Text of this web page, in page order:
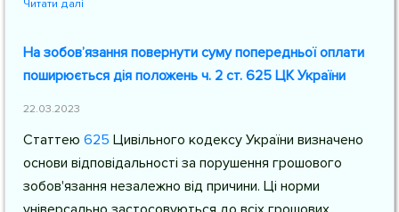
Читати далі
На зобов’язання повернути суму попередньої оплати
поширюється дія положень ч. 2 ст. 625 ЦК України
22.03.2023
Статтею 625 Цивільного кодексу України визначено
основи відповідальності за порушення грошового
зобов'язання незалежно від причини. Ці норми